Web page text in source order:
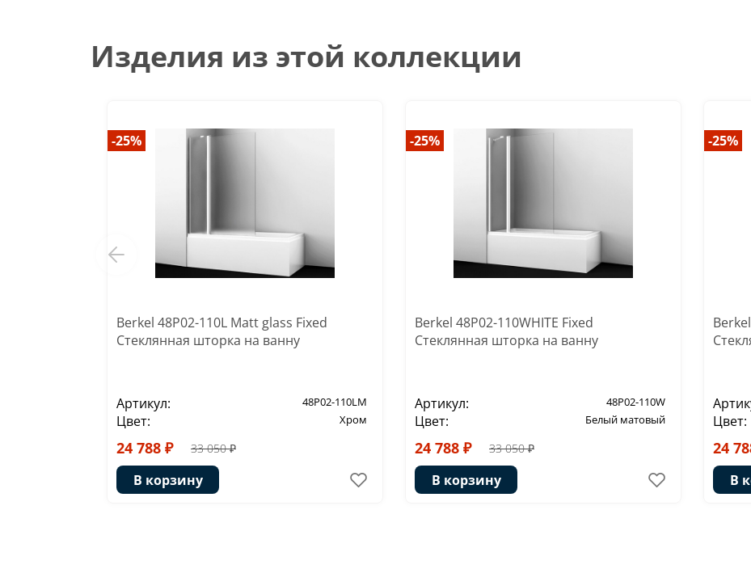
Изделия из этой коллекции
-25%
Berkel 48P02-110L Matt glass Fixed
Стеклянная шторка на ванну
Артикул: 48P02-110LM
Цвет: Хром
24 788 ₽ 33 050 ₽
В корзину
-25%
Berkel 48P02-110WHITE Fixed
Стеклянная шторка на ванну
Артикул: 48P02-110W
Цвет: Белый матовый
24 788 ₽ 33 050 ₽
В корзину
-25%
Цвет:
24
В